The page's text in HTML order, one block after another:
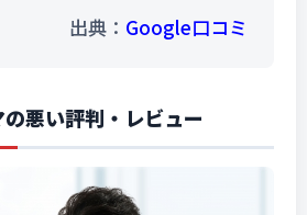
出典： Google口コミ
悪い評判・レビュー